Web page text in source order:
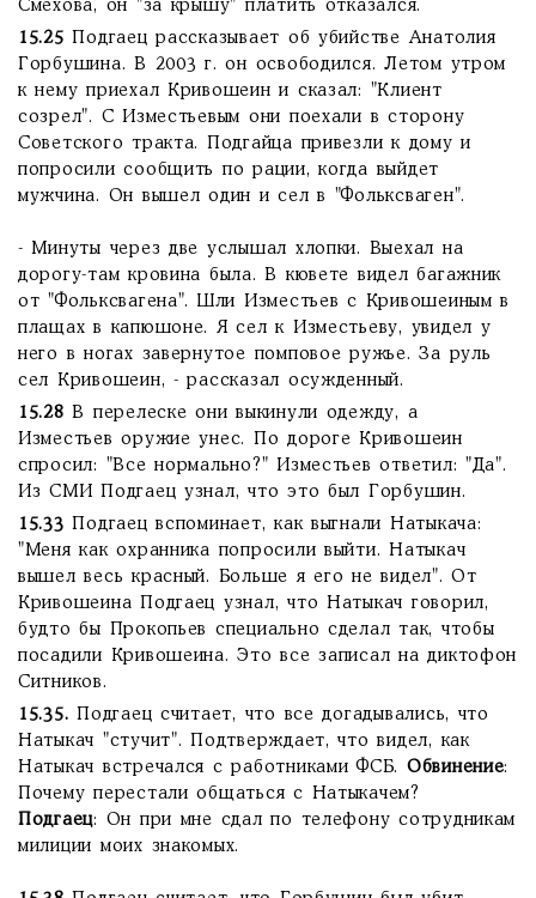
Смехова, он "за крышу" платить отказался.
15.25Подгаец рассказывает об убийстве Анатолия
Горбушина. В 2003 г. он освободился. Летом утром
к нему приехал Кривошеин и сказал: "Клиент
созрел". С Изместьевым они поехали в сторону
Советского тракта. Подгайца привезли к дому и
попросили сообщить по рации, когда выйдет
мужчина. Он вышел один и сел в "Фольксваген".
- Минуты через две услышал хлопки. Выехал на
дорогу-там кровина была. В кювете видел багажник
от "Фольксвагена". Шли Изместьев с Кривошеиным в
плащах в капюшоне. Я сел к Изместьеву, увидел у
него в ногах завернутое помповое ружье. За руль
сел Кривошеин, - рассказал осужденный.
15.28 В перелеске они выкинули одежду, а
Изместьев оружие унес. По дороге Кривошеин
спросил: "Все нормально?" Изместьев ответил: "Да".
Из СМИ Подгаец узнал, что это был Горбушин.
15.33Подгаец вспоминает, как выгнали Натыкача:
"Меня как охранника попросили выйти. Натыкач
вышел весь красный. Больше я его не видел". От
Кривошеина Подгаец узнал, что Натыкач говорил,
будто бы Прокопьев специально сделал так, чтобы
посадили Кривошеина. Это все записал на диктофон
Ситников.
15.35. Подгаец считает, что все догадывались, что
Натыкач "стучит". Подтверждает, что видел, как
Натыкач встречался с работниками ФСБ. Обвинение:
Почему перестали общаться с Натыкачем?
Подгаец: Он при мне сдал по телефону сотрудникам
милиции моих знакомых.